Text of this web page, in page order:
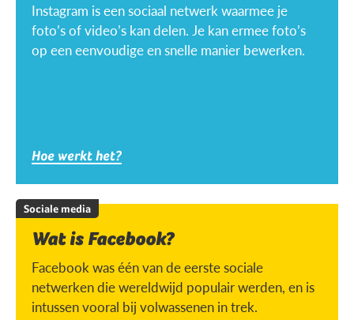
Instagram is een sociaal netwerk waarmee je
foto’s of video’s kan delen. Je kan ermee foto’s
op een eenvoudige en snelle manier bewerken.
Hoe werkt het?
Sociale media
Wat is Facebook?
Facebook was één van de eerste sociale
netwerken die wereldwijd populair werden, en is
intussen vooral bij volwassenen in trek.